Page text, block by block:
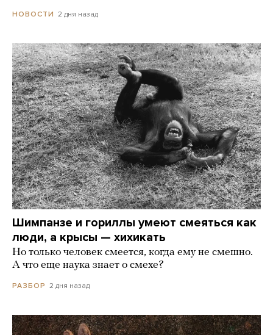
НОВОСТИ 2 дня назад
Шимпанзе и гориллы умеют смеяться как
люди, а крысы — хихикать
Но только человек смеется, когда ему не смешно.
А что еще наука знает о смехе?
РАЗБОР 2 дня назад